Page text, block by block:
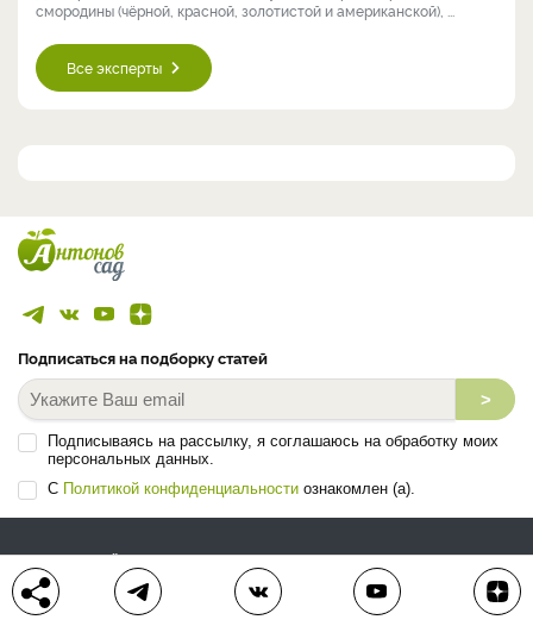
смородины (чёрной, красной, золотистой и американской), ...
Все эксперты
Подписаться на подборку статей
>
Подписываясь на рассылку, я соглашаюсь на обработку моих
персональных данных.
С Политикой конфиденциальности ознакомлен (а).
ЛЕНТА СТАТЕЙ
БЛОГ
ВОПРОС-ОТВЕТ